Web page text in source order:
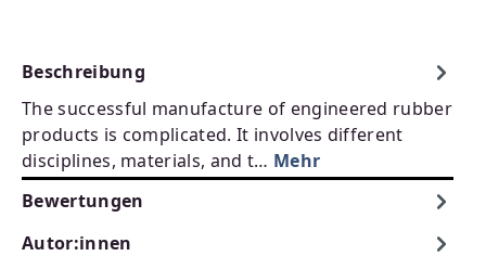
Beschreibung
The successful manufacture of engineered rubber
products is complicated. It involves different
disciplines, materials, and t… Mehr
Bewertungen
Autor:innen